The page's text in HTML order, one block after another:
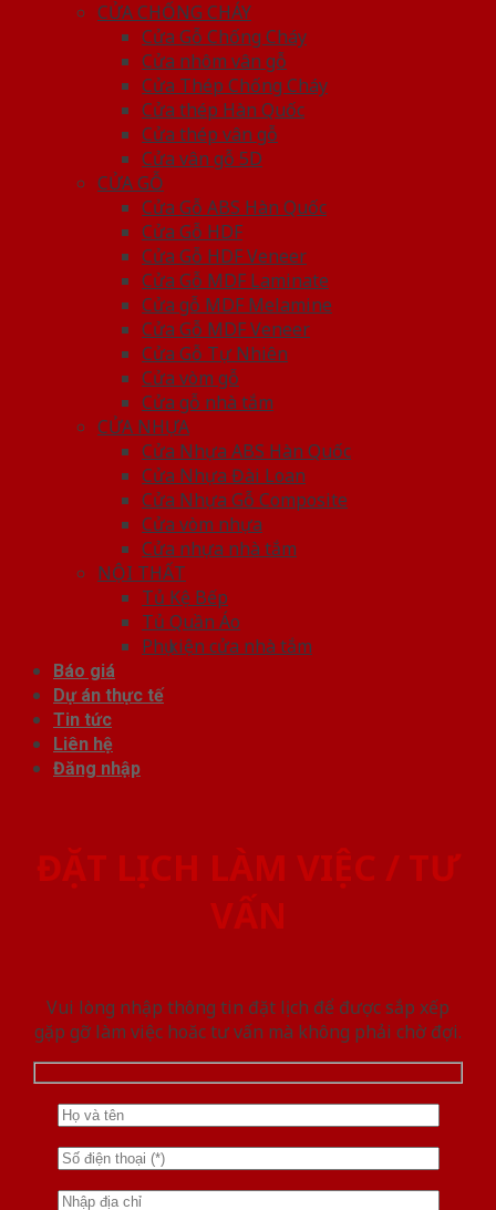
CỬA CHỐNG CHÁY
Cửa Gỗ Chống Cháy
Cửa nhôm vân gỗ
Cửa Thép Chống Cháy
Cửa thép Hàn Quốc
Cửa thép vân gỗ
Cửa vân gỗ 5D
CỬA GỖ
Cửa Gỗ ABS Hàn Quốc
Cửa Gỗ HDF
Cửa Gỗ HDF Veneer
Cửa Gỗ MDF Laminate
Cửa gỗ MDF Melamine
Cửa Gỗ MDF Veneer
Cửa Gỗ Tự Nhiên
Cửa vòm gỗ
Cửa gỗ nhà tắm
CỬA NHỰA
Cửa Nhựa ABS Hàn Quốc
Cửa Nhựa Đài Loan
Cửa Nhựa Gỗ Composite
Cửa vòm nhựa
Cửa nhựa nhà tắm
NỘI THẤT
Tủ Kệ Bếp
Tủ Quần Áo
Phụ kiện cửa nhà tắm
Báo giá
Dự án thực tế
Tin tức
Liên hệ
Đăng nhập
ĐẶT LỊCH LÀM VIỆC / TƯ
VẤN
Vui lòng nhập thông tin đặt lịch để được sắp xếp
gặp gỡ làm việc hoăc tư vấn mà không phải chờ đợi.